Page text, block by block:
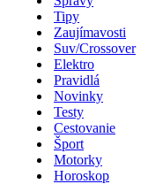
Tipy
Zaujímavosti
Suv/Crossover
Elektro
Pravidlá
Novinky
Testy
Cestovanie
Šport
Motorky
Horoskop